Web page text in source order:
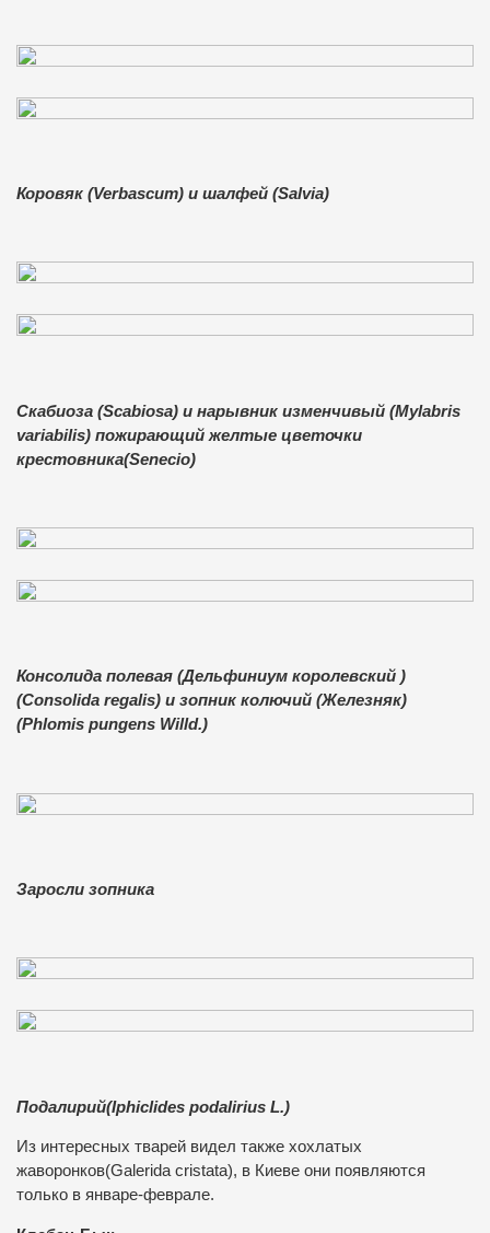
Коровяк (Verbascum) и шалфей (Salvia)
Скабиоза (Scabiosa) и нарывник изменчивый (Mylabris
variabilis) пожирающий желтые цветочки
крестовника(Senecio)
Консолида полевая (Дельфиниум королевский )
(Consolida regalis) и зопник колючий (Железняк)
(Phlomis pungens Willd.)
Заросли зопника
Подалирий(Iphiclides podalirius L.)
Из интересных тварей видел также хохлатых
жаворонков(Galerida cristata), в Киеве они появляются
только в январе-феврале.